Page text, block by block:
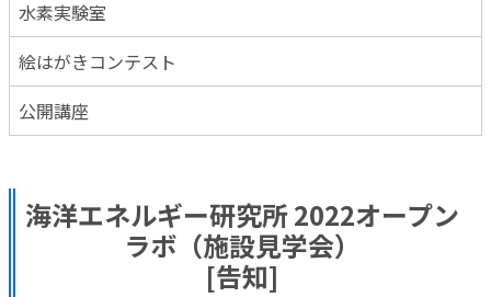
水素実験室
絵はがきコンテスト
公開講座
海洋エネルギー研究所 2022オープン
ラボ（施設見学会）
[告知]